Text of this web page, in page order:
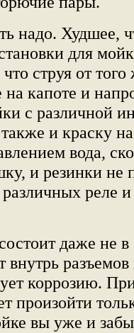
надо. Худшее,
для
струя от
капоте и
с различной
и краску
вода,
и резинки не
реле
даже не
внутрь
коррозию.
произойти
вы уже и